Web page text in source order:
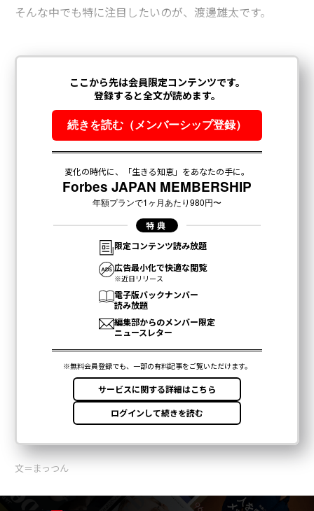
そんな中でも特に注目したいのが、渡邊雄太です。
文＝まっつん